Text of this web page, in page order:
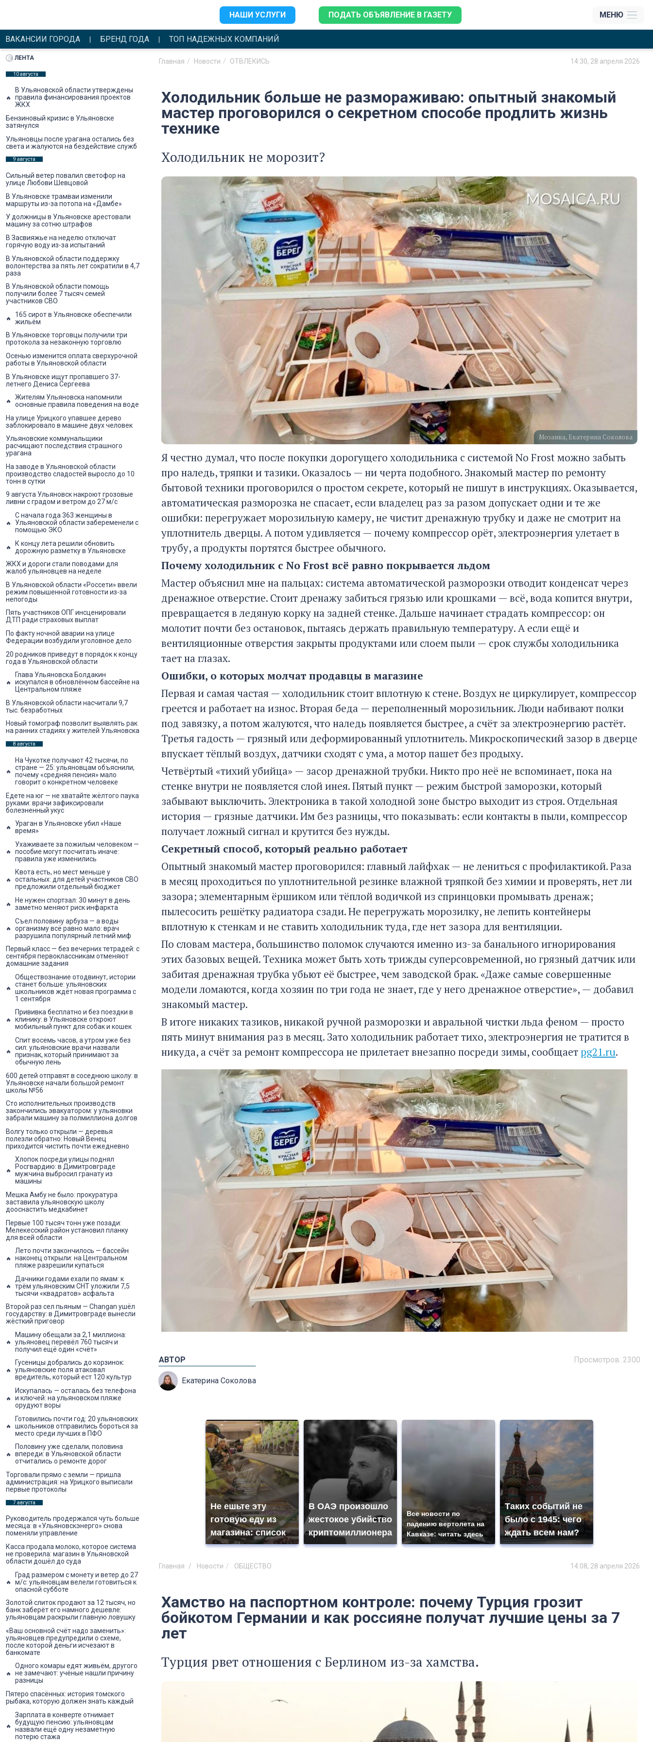
НАШИ УСЛУГИ ПОДАТЬ ОБЪЯВЛЕНИЕ В ГАЗЕТУ МЕНЮ
ВАКАНСИИ ГОРОДА БРЕНД ГОДА ТОП НАДЕЖНЫХ КОМПАНИЙ
Главная Новости ОТВЛЕКИСЬ 14:30, 28 апреля 2026
Холодильник больше не размораживаю: опытный знакомый
мастер проговорился о секретном способе продлить жизнь
технике
Холодильник не морозит?
Мозаика, Екатерина Соколова
Я честно думал, что после покупки дорогущего холодильника с системой No Frost можно забыть
про наледь, тряпки и тазики. Оказалось — ни черта подобного. Знакомый мастер по ремонту
бытовой техники проговорился о простом секрете, который не пишут в инструкциях. Оказывается,
автоматическая разморозка не спасает, если владелец раз за разом допускает одни и те же
ошибки: перегружает морозильную камеру, не чистит дренажную трубку и даже не смотрит на
уплотнитель дверцы. А потом удивляется — почему компрессор орёт, электроэнергия улетает в
трубу, а продукты портятся быстрее обычного.
Почему холодильник с No Frost всё равно покрывается льдом
Мастер объяснил мне на пальцах: система автоматической разморозки отводит конденсат через
дренажное отверстие. Стоит дренажу забиться грязью или крошками — всё, вода копится внутри,
превращается в ледяную корку на задней стенке. Дальше начинает страдать компрессор: он
молотит почти без остановок, пытаясь держать правильную температуру. А если ещё и
вентиляционные отверстия закрыты продуктами или слоем пыли — срок службы холодильника
тает на глазах.
Ошибки, о которых молчат продавцы в магазине
Первая и самая частая — холодильник стоит вплотную к стене. Воздух не циркулирует, компрессор
греется и работает на износ. Вторая беда — переполненный морозильник. Люди набивают полки
под завязку, а потом жалуются, что наледь появляется быстрее, а счёт за электроэнергию растёт.
Третья гадость — грязный или деформированный уплотнитель. Микроскопический зазор в дверце
впускает тёплый воздух, датчики сходят с ума, а мотор пашет без продыху.
Четвёртый «тихий убийца» — засор дренажной трубки. Никто про неё не вспоминает, пока на
стенке внутри не появляется слой инея. Пятый пункт — режим быстрой заморозки, который
забывают выключить. Электроника в такой холодной зоне быстро выходит из строя. Отдельная
история — грязные датчики. Им без разницы, что показывать: если контакты в пыли, компрессор
получает ложный сигнал и крутится без нужды.
Секретный способ, который реально работает
Опытный знакомый мастер проговорился: главный лайфхак — не лениться с профилактикой. Раза
в месяц проходиться по уплотнительной резинке влажной тряпкой без химии и проверять, нет ли
зазора; элементарным ёршиком или тёплой водичкой из спринцовки промывать дренаж;
пылесосить решётку радиатора сзади. Не перегружать морозилку, не лепить контейнеры
вплотную к стенкам и не ставить холодильник туда, где нет зазора для вентиляции.
По словам мастера, большинство поломок случаются именно из-за банального игнорирования
этих базовых вещей. Техника может быть хоть трижды суперсовременной, но грязный датчик или
забитая дренажная трубка убьют её быстрее, чем заводской брак. «Даже самые совершенные
модели ломаются, когда хозяин по три года не знает, где у него дренажное отверстие», — добавил
знакомый мастер.
В итоге никаких тазиков, никакой ручной разморозки и авральной чистки льда феном — просто
пять минут внимания раз в месяц. Зато холодильник работает тихо, электроэнергия не тратится в
никуда, а счёт за ремонт компрессора не прилетает внезапно посреди зимы, сообщаетpg21.ru.
Просмотров: 2300
АВТОР
Екатерина Соколова
Не ешьте эту
готовую еду из
магазина: список
В ОАЭ произошло
жестокое убийство
криптомиллионера
Все новости по
падению вертолета на
Кавказе: читать здесь
Таких событий не
было с 1945: чего
ждать всем нам?
Главная Новости ОБЩЕСТВО 14:08, 28 апреля 2026
Хамство на паспортном контроле: почему Турция грозит
бойкотом Германии и как россияне получат лучшие цены за 7
лет
Турция рвет отношения с Берлином из-за хамства.
ЛЕНТА
10 августа
В Ульяновской области утверждены
правила финансирования проектов
ЖКХ
Бензиновый кризис в Ульяновске
затянулся
Ульяновцы после урагана остались без
света и жалуются на бездействие служб
9 августа
Сильный ветер повалил светофор на
улице Любови Шевцовой
В Ульяновске трамваи изменили
маршруты из-за потопа на «Дамбе»
У должницы в Ульяновске арестовали
машину за сотню штрафов
В Засвияжье на неделю отключат
горячую воду из-за испытаний
В Ульяновской области поддержку
волонтерства за пять лет сократили в 4,7
раза
В Ульяновской области помощь
получили более 7 тысяч семей
участников СВО
165 сирот в Ульяновске обеспечили
жильём
В Ульяновске торговцы получили три
протокола за незаконную торговлю
Осенью изменится оплата сверхурочной
работы в Ульяновской области
В Ульяновске ищут пропавшего 37-
летнего Дениса Сергеева
Жителям Ульяновска напомнили
основные правила поведения на воде
На улице Урицкого упавшее дерево
заблокировало в машине двух человек
Ульяновские коммунальщики
расчищают последствия страшного
урагана
На заводе в Ульяновской области
производство сладостей выросло до 10
тонн в сутки
9 августа Ульяновск накроют грозовые
ливни с градом и ветром до 27 м/с
С начала года 363 женщины в
Ульяновской области забеременели с
помощью ЭКО
К концу лета решили обновить
дорожную разметку в Ульяновске
ЖКХ и дороги стали поводами для
жалоб ульяновцев на неделе
В Ульяновской области «Россети» ввели
режим повышенной готовности из-за
непогоды
Пять участников ОПГ инсценировали
ДТП ради страховых выплат
По факту ночной аварии на улице
Федерации возбудили уголовное дело
20 родников приведут в порядок к концу
года в Ульяновской области
Глава Ульяновска Болдакин
искупался в обновлённом бассейне на
Центральном пляже
В Ульяновской области насчитали 9,7
тыс. безработных
Новый томограф позволит выявлять рак
на ранних стадиях у жителей Ульяновска
8 августа
На Чукотке получают 42 тысячи, по
стране — 25: ульяновцам объяснили,
почему «средняя пенсия» мало
говорит о конкретном человеке
Едете на юг — не хватайте жёлтого паука
руками: врачи зафиксировали
болезненный укус
Ураган в Ульяновске убил «Наше
время»
Ухаживаете за пожилым человеком —
пособие могут посчитать иначе:
правила уже изменились
Квота есть, но мест меньше у
остальных: для детей участников СВО
предложили отдельный бюджет
Не нужен спортзал: 30 минут в день
заметно меняют риск инфаркта
Съел половину арбуза — а воды
организму всё равно мало: врач
разрушила популярный летний миф
Первый класс — без вечерних тетрадей: с
сентября первоклассникам отменяют
домашние задания
Обществознание отодвинут, истории
станет больше: ульяновских
школьников ждёт новая программа с
1 сентября
Прививка бесплатно и без поездки в
клинику: в Ульяновске откроют
мобильный пункт для собак и кошек
Спит восемь часов, а утром уже без
сил: ульяновские врачи назвали
признак, который принимают за
обычную лень
600 детей отправят в соседнюю школу: в
Ульяновске начали большой ремонт
школы №56
Сто исполнительных производств
закончились эвакуатором: у ульяновки
забрали машину за полмиллиона долгов
Волгу только открыли — деревья
полезли обратно: Новый Венец
приходится чистить почти ежедневно
Хлопок посреди улицы поднял
Росгвардию: в Димитровграде
мужчина выбросил гранату из
машины
Мешка Амбу не было: прокуратура
заставила ульяновскую школу
дооснастить медкабинет
Первые 100 тысяч тонн уже позади:
Мелекесский район установил планку
для всей области
Лето почти закончилось — бассейн
наконец открыли: на Центральном
пляже разрешили купаться
Дачники годами ехали по ямам: к
трём ульяновским СНТ уложили 7,5
тысячи «квадратов» асфальта
Второй раз сел пьяным — Changan ушёл
государству: в Димитровграде вынесли
жёсткий приговор
Машину обещали за 2,1 миллиона:
ульяновец перевёл 760 тысяч и
получил ещё один «счёт»
Гусеницы добрались до корзинок:
ульяновские поля атаковал
вредитель, который ест 120 культур
Искупалась — осталась без телефона
и ключей: на ульяновском пляже
орудуют воры
Готовились почти год: 20 ульяновских
школьников отправились бороться за
место среди лучших в ПФО
Половину уже сделали, половина
впереди: в Ульяновской области
отчитались о ремонте дорог
Торговали прямо с земли — пришла
администрация: на Урицкого выписали
первые протоколы
7 августа
Руководитель продержался чуть больше
месяца: в «Ульяновскэнерго» снова
поменяли управление
Касса продала молоко, которое система
не проверила: магазин в Ульяновской
области дошёл до суда
Град размером с монету и ветер до 27
м/с: ульяновцам велели готовиться к
опасной субботе
Золотой слиток продают за 12 тысяч, но
банк заберёт его намного дешевле:
ульяновцам раскрыли главную ловушку
«Ваш основной счёт надо заменить»:
ульяновцев предупредили о схеме,
после которой деньги исчезают в
банкомате
Одного комары едят живьём, другого
не замечают: учёные нашли причину
разницы
Пятеро спасённых: история томского
рыбака, которую должен знать каждый
Зарплата в конверте отнимает
будущую пенсию: ульяновцам
назвали ещё одну незаметную
потерю стажа